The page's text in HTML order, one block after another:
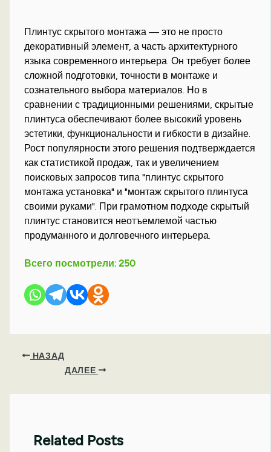
Плинтус скрытого монтажа — это не просто
декоративный элемент, а часть архитектурного
языка современного интерьера. Он требует более
сложной подготовки, точности в монтаже и
сознательного выбора материалов. Но в
сравнении с традиционными решениями, скрытые
плинтуса обеспечивают более высокий уровень
эстетики, функциональности и гибкости в дизайне.
Рост популярности этого решения подтверждается
как статистикой продаж, так и увеличением
поисковых запросов типа "плинтус скрытого
монтажа установка" и "монтаж скрытого плинтуса
своими руками". При грамотном подходе скрытый
плинтус становится неотъемлемой частью
продуманного и долговечного интерьера.
Всего посмотрели: 250
НАЗАД
ДАЛЕЕ
Related Posts